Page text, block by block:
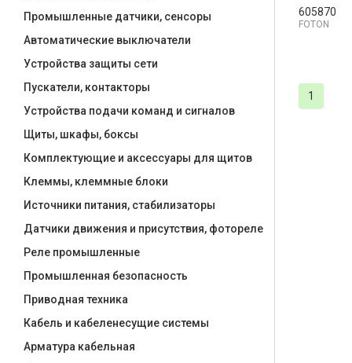
605870
FOTON
1
Промышленные датчики, сенсоры
Автоматические выключатели
Устройства защиты сети
Пускатели, контакторы
Устройства подачи команд и сигналов
Щиты, шкафы, боксы
Комплектующие и аксессуары для щитов
Клеммы, клеммные блоки
Источники питания, стабилизаторы
Датчики движения и присутствия, фотореле
Реле промышленные
Промышленная безопасность
Приводная техника
Кабель и кабеленесущие системы
Арматура кабельная